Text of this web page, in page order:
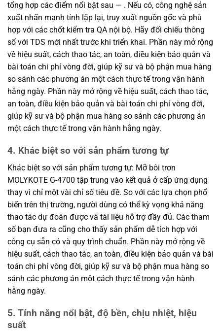
tổng hợp các điểm nổi bật sau — . Nếu có, công nghệ sản
xuất nhấn mạnh tính lặp lại, truy xuất nguồn gốc và phù
hợp với các chốt kiểm tra QA nội bộ. Hãy đối chiếu thông
số với TDS mới nhất trước khi triển khai. Phần này mở rộng
về hiệu suất, cách thao tác, an toàn, điều kiện bảo quản và
bài toán chi phí vòng đời, giúp kỹ sư và bộ phận mua hàng
so sánh các phương án một cách thực tế trong vận hành
hằng ngày. Phần này mở rộng về hiệu suất, cách thao tác,
an toàn, điều kiện bảo quản và bài toán chi phí vòng đời,
giúp kỹ sư và bộ phận mua hàng so sánh các phương án
một cách thực tế trong vận hành hằng ngày.
4. Khác biệt so với sản phẩm tương tự
Khác biệt so với sản phẩm tương tự: Mỡ bôi trơn
MOLYKOTE G-4700 tập trung vào kết quả ở cấp ứng dụng
thay vì chỉ một vài chỉ số tiêu đề. So với các lựa chọn phổ
biến trên thị trường, người dùng có thể kỳ vọng khả năng
thao tác dự đoán được và tài liệu hỗ trợ đầy đủ. Các tham
số bạn đưa ra cũng cho thấy sản phẩm dễ tích hợp với
công cụ sẵn có và quy trình chuẩn. Phần này mở rộng về
hiệu suất, cách thao tác, an toàn, điều kiện bảo quản và bài
toán chi phí vòng đời, giúp kỹ sư và bộ phận mua hàng so
sánh các phương án một cách thực tế trong vận hành
hằng ngày.
5. Tính năng nổi bật, độ bền, chịu nhiệt, hiệu
suất